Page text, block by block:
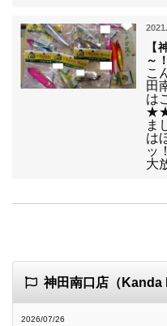
【
～
こ
田
は
ま
は
ッ
大
神田南口店（
2026/07/26